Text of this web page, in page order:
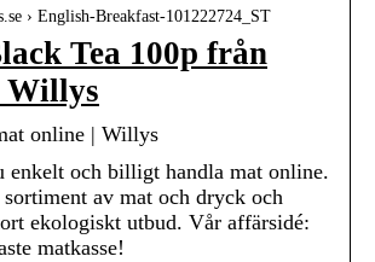
› English-Breakfast-101222724_ST
Tea 100p från
Willys
online | Willys
enkelt och billigt handla mat online.
av mat och dryck och
ekologiskt utbud. Vår affärsidé:
matkasse!